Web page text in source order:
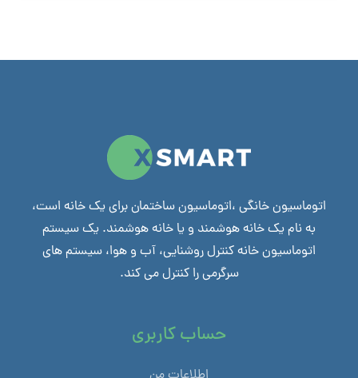
اتوماسیون خانگی ،اتوماسیون ساختمان برای یک خانه است،
به نام یک خانه هوشمند و یا خانه هوشمند. یک سیستم
اتوماسیون خانه کنترل روشنایی، آب و هوا، سیستم های
سرگرمی را کنترل می کند.
حساب کاربری